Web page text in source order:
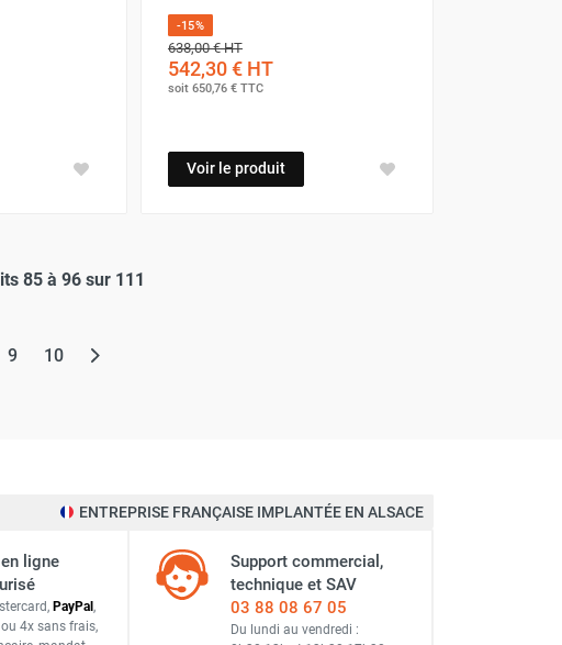
-15%
638,00 €HT
542,30 €HT
soit 650,76 €TTC
Voir le produit
85 à 96 sur 111
actuelle)
9 10
ENTREPRISE FRANÇAISE IMPLANTÉE EN ALSACE
ligne
PayPal ,
4x sans frais,
Support commercial,
technique et SAV
03 88 08 67 05
Du lundi au vendredi :